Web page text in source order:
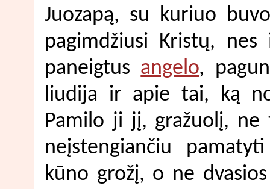
Juozapą, su kuriuo
pagimdžiusi Kristų,
paneigtus angelo,
liudija ir apie tai, ką
Pamilo ji jį, gražuolį,
neįstengiančiu
kūno grožį, o ne